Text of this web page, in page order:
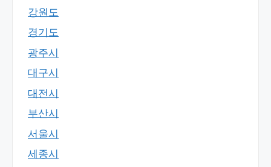
강원도
경기도
광주시
대구시
대전시
부산시
서울시
세종시